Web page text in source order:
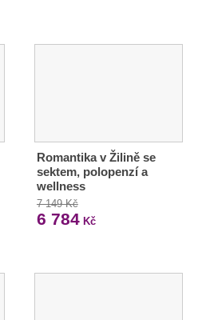
Romantika v Žilině se
sektem, polopenzí a
wellness
7 149 Kč
6 784Kč